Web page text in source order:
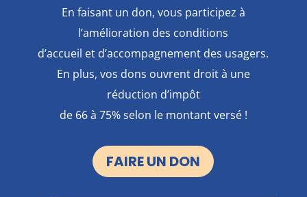
En faisant un don, vous participez à
l’amélioration des conditions
d’accueil et d’accompagnement des usagers.
En plus, vos dons ouvrent droit à une
réduction d’impôt
de 66 à 75% selon le montant versé !
FAIRE UN DON